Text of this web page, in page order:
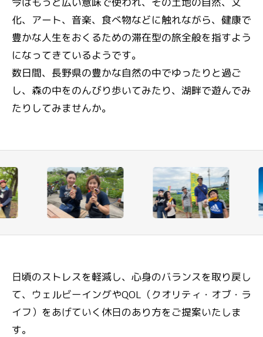
化、アート、音楽、食べ物などに触れながら、 健康で
豊かな人生をおくるための滞在型の旅全般を指すよう
になってきているようです。
数日間、長野県の豊かな自然の中でゆったりと過ご
し、森の中をのんびり歩いてみたり、湖畔で遊んでみ
たりしてみませんか。
日頃のストレスを軽減し、心身のバランスを取り戻し
て、 ウェルビーイングやQOL（クオリティ・オブ・ラ
イフ）をあげていく休日のあり方をご提案いたしま
す。